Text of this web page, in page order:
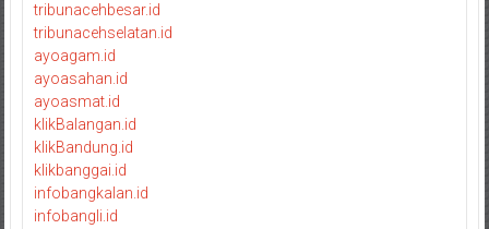
tribunacehbesar.id
tribunacehselatan.id
ayoagam.id
ayoasahan.id
ayoasmat.id
klikBalangan.id
klikBandung.id
klikbanggai.id
infobangkalan.id
infobangli.id